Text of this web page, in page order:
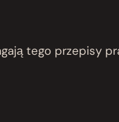
tego przepisy